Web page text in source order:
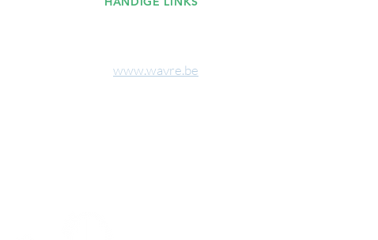
www.wavre.be